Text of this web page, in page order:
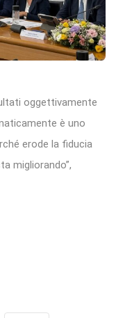
oggettivamente
è uno
erode la fiducia
migliorando”,